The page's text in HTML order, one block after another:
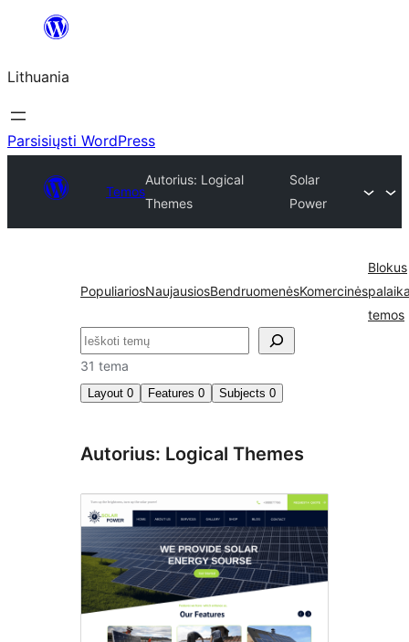
turinio
Lithuania
Parsisiųsti WordPress
Temos
Autorius: Logical
Themes
Solar
Power
PopuliariosNaujausiosBendruomenėsKomercinės
Blokus
temos
Paieška
31 tema
Layout 0 Features 0 Subjects 0
Autorius: Logical Themes